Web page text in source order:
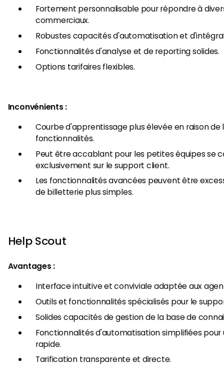
Fortement personnalisable pour répondre à
commerciaux.
Robustes capacités d'automatisation et
Fonctionnalités d'analyse et de reporting solides.
Options tarifaires flexibles.
Inconvénients :
Courbe d'apprentissage plus élevée en raison
fonctionnalités.
Peut être accablant pour les petites équipes se
exclusivement sur le support client.
Les fonctionnalités avancées peuvent être
de billetterie plus simples.
Help Scout
Avantages :
Interface intuitive et conviviale adaptée aux
Outils et fonctionnalités spécialisés pour le
Solides capacités de gestion de la base de
Fonctionnalités d'automatisation simplifiées
rapide.
Tarification transparente et directe.